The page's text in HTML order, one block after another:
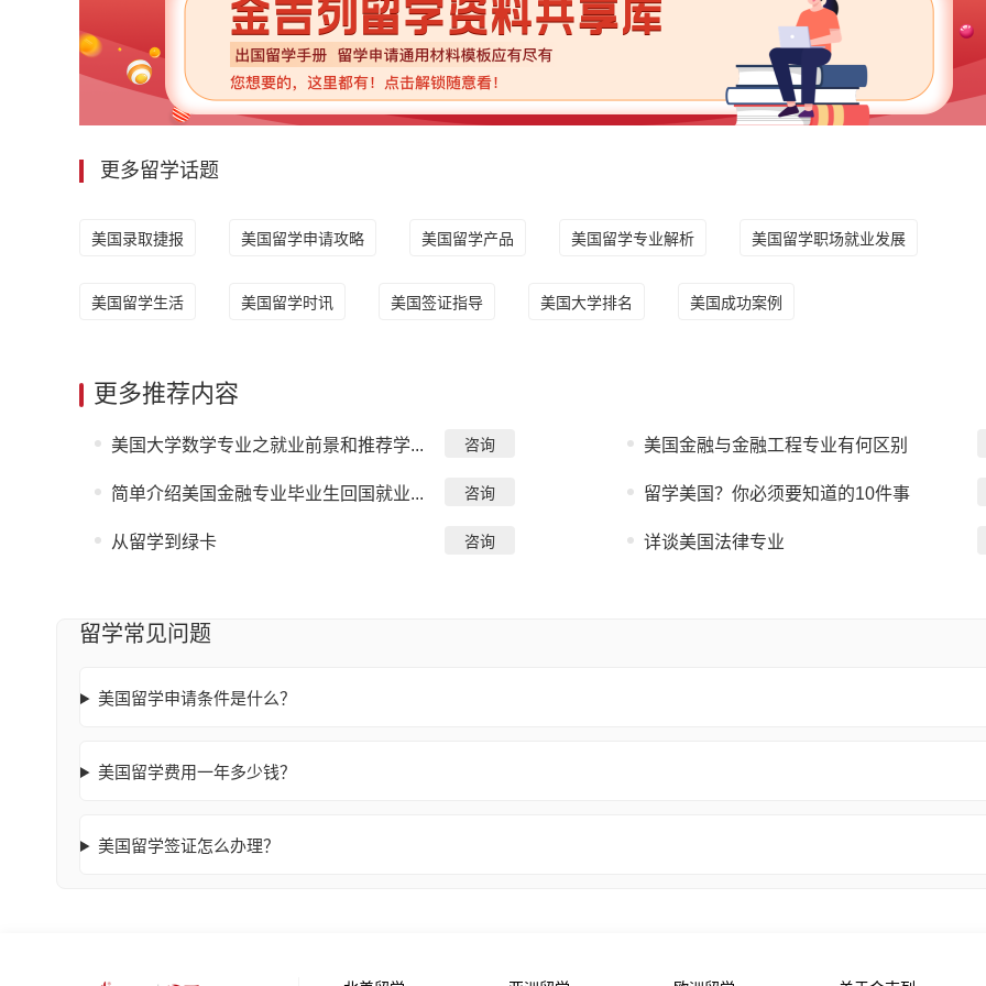
更多留学话题
美国录取捷报 美国留学申请攻略 美国留学产品 美国留学专业解析 美国留学职场就业发展
美国留学生活 美国留学时讯 美国签证指导 美国大学排名 美国成功案例
更多推荐内容
美国大学数学专业之就业前景和推荐学... 咨询 美国金融与金融工程专业有何区别
简单介绍美国金融专业毕业生回国就业... 咨询 留学美国？你必须要知道的10件事
从留学到绿卡 咨询 详谈美国法律专业
留学常见问题
美国留学申请条件是什么？
美国留学费用一年多少钱？
美国留学签证怎么办理？